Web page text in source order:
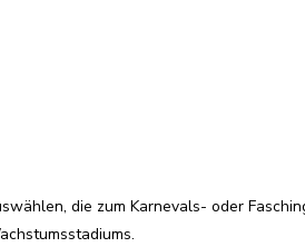
die zum Karnevals- oder